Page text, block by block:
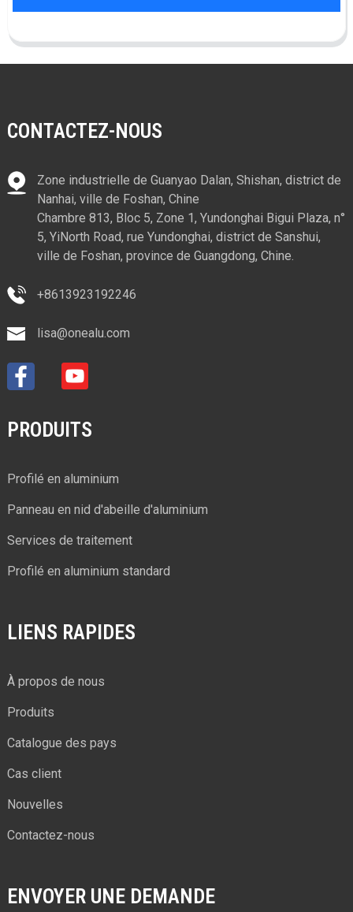
CONTACTEZ-NOUS
Zone industrielle de Guanyao Dalan, Shishan, district de
Nanhai, ville de Foshan, Chine
Chambre 813, Bloc 5, Zone 1, Yundonghai Bigui Plaza, n°
5, YiNorth Road, rue Yundonghai, district de Sanshui,
ville de Foshan, province de Guangdong, Chine.
+8613923192246
lisa@onealu.com
PRODUITS
Profilé en aluminium
Panneau en nid d'abeille d'aluminium
Services de traitement
Profilé en aluminium standard
LIENS RAPIDES
À propos de nous
Produits
Catalogue des pays
Cas client
Nouvelles
Contactez-nous
ENVOYER UNE DEMANDE